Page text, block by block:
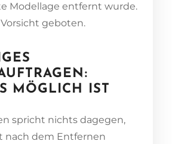
Modellage entfernt wurde.
geboten.
MÖGLICH IST
spricht nichts dagegen,
nach dem Entfernen